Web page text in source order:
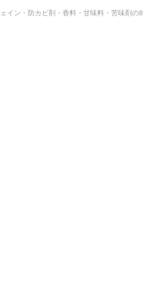
ン・防カビ剤・香料・甘味料・苦味剤の8